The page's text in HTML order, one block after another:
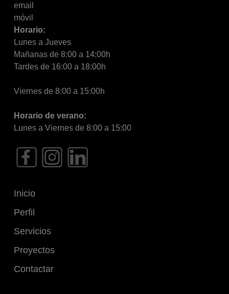
Inicio
Perfil
Servicios
Proyectos
Contactar
email
móvil
Horario:
Lunes a Jueves
Mañanas de 8:00 a 14:00h
Tardes de 16:00 a 18:00h
Viernes de 8:00 a 15:00h
Horario de verano:
Lunes a Viernes de 8:00 a 15:00